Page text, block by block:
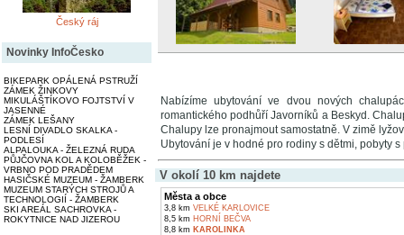
Český ráj
Novinky InfoČesko
BIKEPARK OPÁLENÁ PSTRUŽÍ
ZÁMEK ŽINKOVY
MIKULÁŠTÍKOVO FOJTSTVÍ V
JASENNÉ
ZÁMEK LEŠANY
LESNÍ DIVADLO SKALKA -
PODLESÍ
ALPALOUKA - ŽELEZNÁ RUDA
PŮJČOVNA KOL A KOLOBĚŽEK -
VRBNO POD PRADĚDEM
HASIČSKÉ MUZEUM - ŽAMBERK
MUZEUM STARÝCH STROJŮ A
TECHNOLOGIÍ - ŽAMBERK
SKI AREÁL SACHROVKA -
ROKYTNICE NAD JIZEROU
Nabízíme ubytování ve dvou nových
romantického podhůří Javorníků a Beskyd.
Chalupy lze pronajmout samostatně. V zimě
Ubytování je v hodné pro rodiny s dětmi, pobyty
V okolí 10 km najdete
Města a obce
3,8 km VELKÉ KARLOVICE
8,5 km HORNÍ BEČVA
8,8 km KAROLINKA